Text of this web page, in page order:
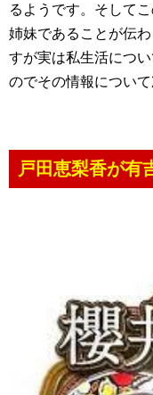
るようです。そして
姉妹であることが伝
すが実は私生活につ
のでその情報につい
戸田恵梨香が有